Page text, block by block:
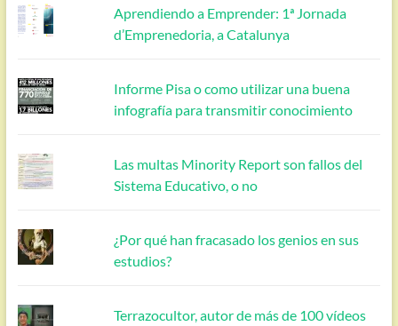
Aprendiendo a Emprender: 1ª Jornada
d’Emprenedoria, a Catalunya
Informe Pisa o como utilizar una buena
infografía para transmitir conocimiento
Las multas Minority Report son fallos del
Sistema Educativo, o no
¿Por qué han fracasado los genios en sus
estudios?
Terrazocultor, autor de más de 100 vídeos